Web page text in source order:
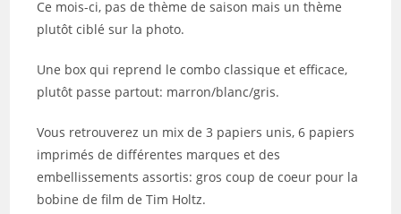
Ce mois-ci, pas de thème de saison mais un thème
plutôt ciblé sur la photo.
Une box qui reprend le combo classique et efficace,
plutôt passe partout: marron/blanc/gris.
Vous retrouverez un mix de 3 papiers unis, 6 papiers
imprimés de différentes marques et des
embellissements assortis: gros coup de coeur pour la
bobine de film de Tim Holtz.